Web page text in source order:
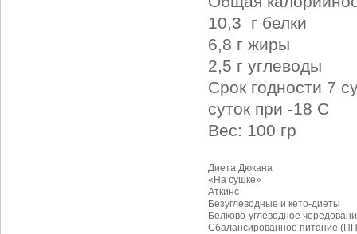
10,3 г белки
6,8 г жиры
2,5 г углеводы
Срок годности 7
суток при -18 С
Вес: 100 гр
Диета Дюкана
«На сушке»
Аткинс
Безуглеводные и кето-диеты
Белково-углеводное
Сбалансированное питание